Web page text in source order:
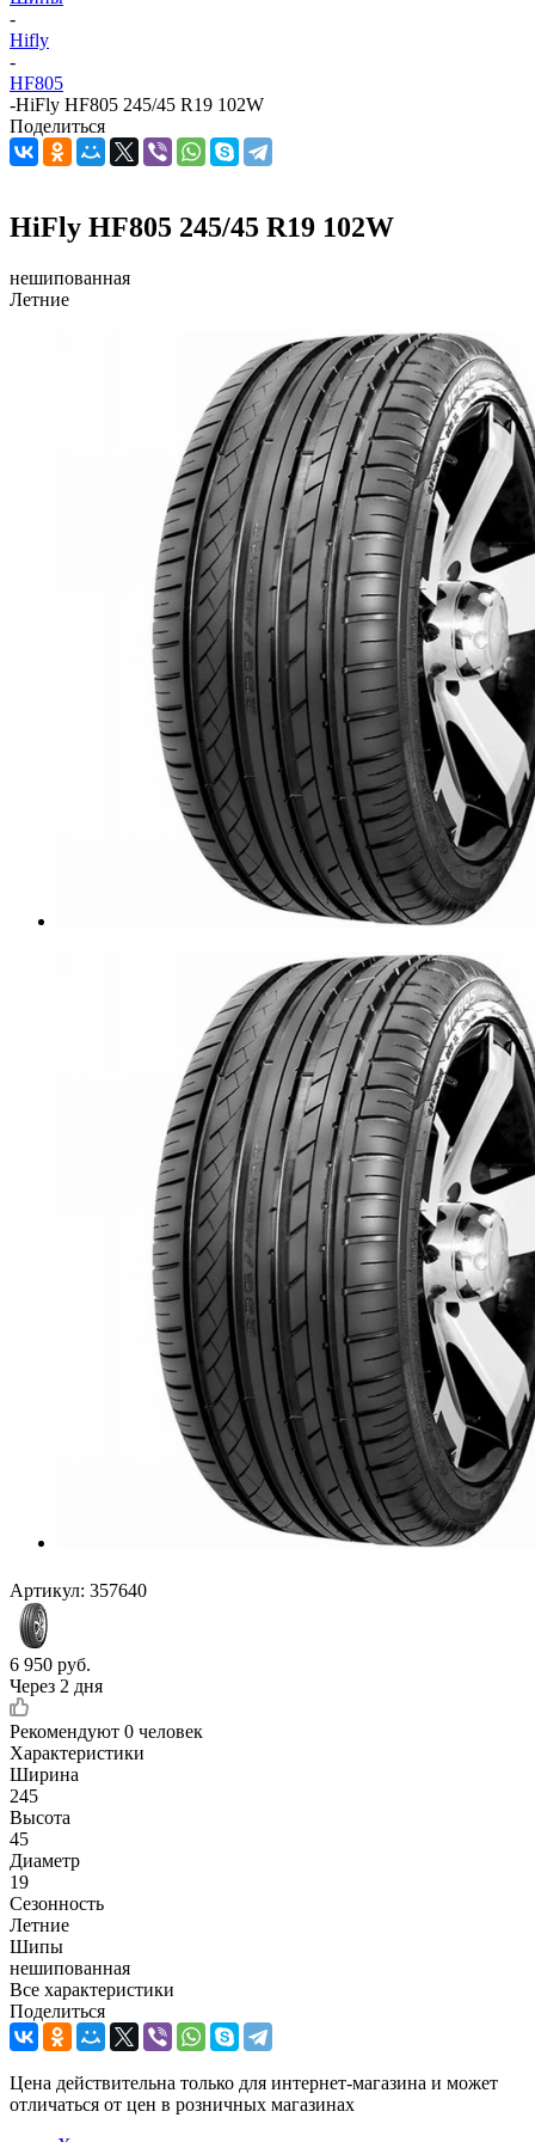
-
Hifly
-
HF805
-HiFly HF805 245/45 R19 102W
Поделиться
HiFly HF805 245/45 R19 102W
нешипованная
Летние
Артикул: 357640
6 950 руб.
Через 2 дня
Рекомендуют 0 человек
Характеристики
Ширина
245
Высота
45
Диаметр
19
Сезонность
Летние
Шипы
нешипованная
Все характеристики
Поделиться
Цена действительна только для интернет-магазина и может
отличаться от цен в розничных магазинах